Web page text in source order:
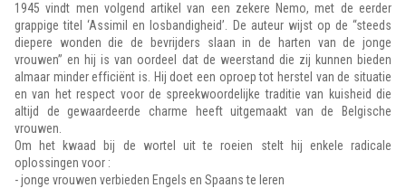
1945 vindt men volgend artikel van een zekere Nemo, met de eerder
grappige titel ‘Assimil en losbandigheid’. De auteur wijst op de “steeds
diepere wonden die de bevrijders slaan in de harten van de jonge
vrouwen” en hij is van oordeel dat de weerstand die zij kunnen bieden
almaar minder efficiënt is. Hij doet een oproep tot herstel van de situatie
en van het respect voor de spreekwoordelijke traditie van kuisheid die
altijd de gewaardeerde charme heeft uitgemaakt van de Belgische
vrouwen.
Om het kwaad bij de wortel uit te roeien stelt hij enkele radicale
oplossingen voor :
- jonge vrouwen verbieden Engels en Spaans te leren